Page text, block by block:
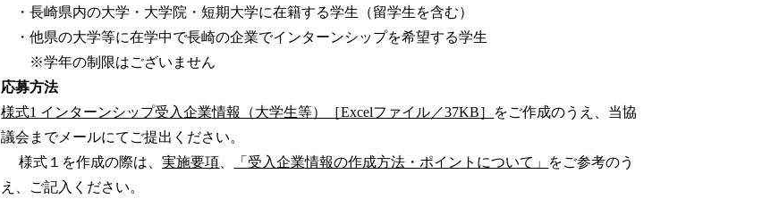
・長崎県内の大学・大学院・短期大学に在籍する学生（留学生を含む）
・他県の大学等に在学中で長崎の企業でインターンシップを希望する学生
※学年の制限はございません
応募方法
様式1 インターンシップ受入企業情報（大学生等）［Excelファイル／37KB］ をご作成のうえ、当協
議会までメールにてご提出ください。
様式１を作成の際は、実施要項 「受入企業情報の作成方法・ポイントについて」 をご参考のう
え、ご記入ください。